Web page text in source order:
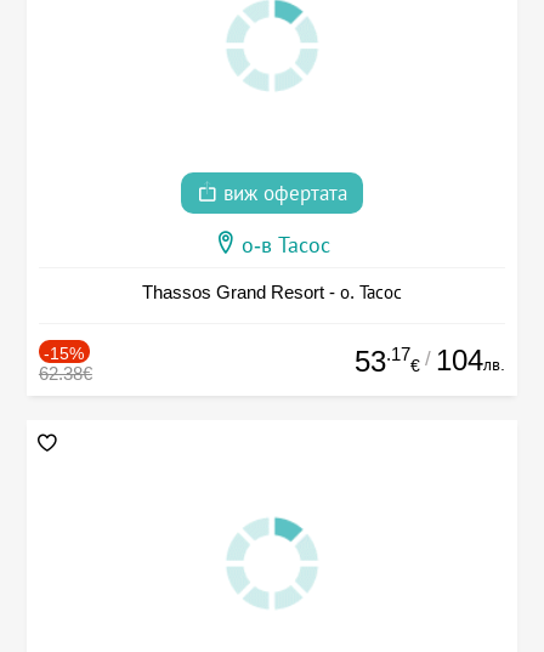
виж офертата
о-в Тасос
Thassos Grand Resort - о. Тасос
-15%
62.38€ 53.17
€ / 104лв.